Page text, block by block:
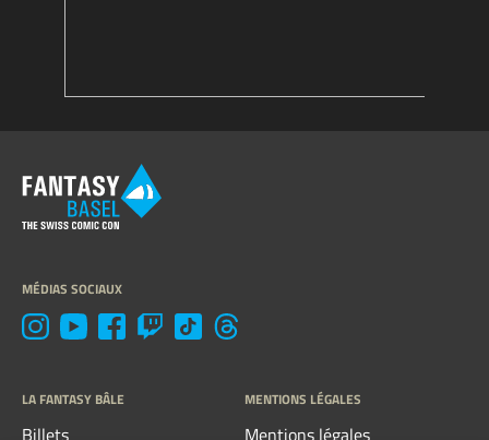
MÉDIAS SOCIAUX
LA FANTASY BÂLE
Billets
MENTIONS LÉGALES
Mentions légales